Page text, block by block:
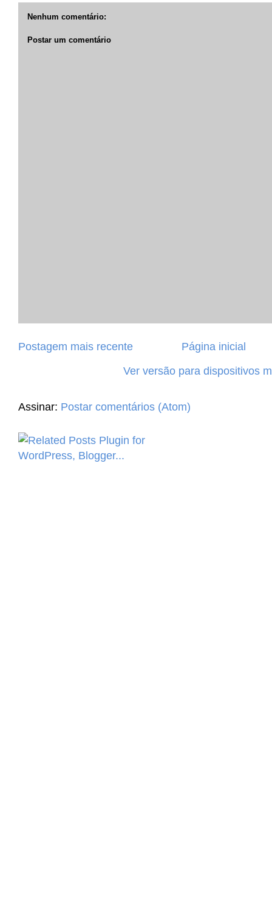
Nenhum comentário:
Postar um comentário
Postagem mais recente
Página inicial
Ver versão para dispositivos
Assinar: Postar comentários (Atom)